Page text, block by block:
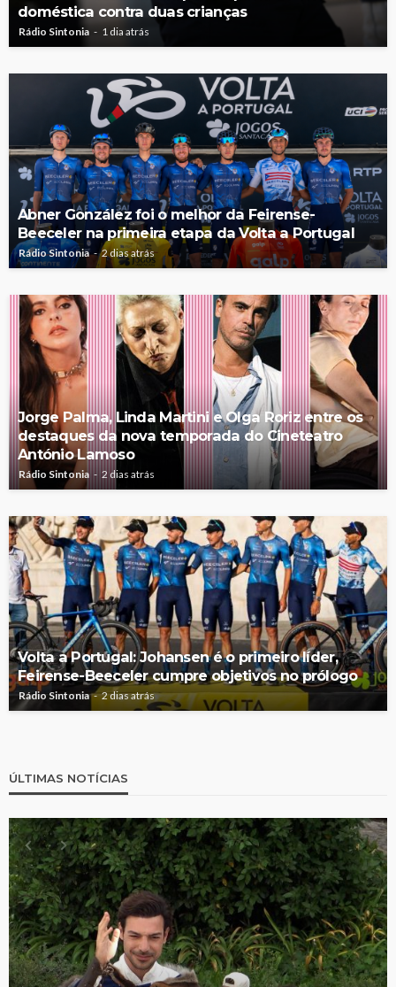
doméstica contra duas crianças
Rádio Sintonia 1 dia atrás
Abner González foi o melhor da Feirense-
Beeceler na primeira etapa da Volta a Portugal
Rádio Sintonia 2 dias atrás
Jorge Palma, Linda Martini e Olga Roriz entre os
destaques da nova temporada do Cineteatro
António Lamoso
Rádio Sintonia 2 dias atrás
Volta a Portugal: Johansen é o primeiro líder,
Feirense-Beeceler cumpre objetivos no prólogo
Rádio Sintonia 2 dias atrás
ÚLTIMAS NOTÍCIAS